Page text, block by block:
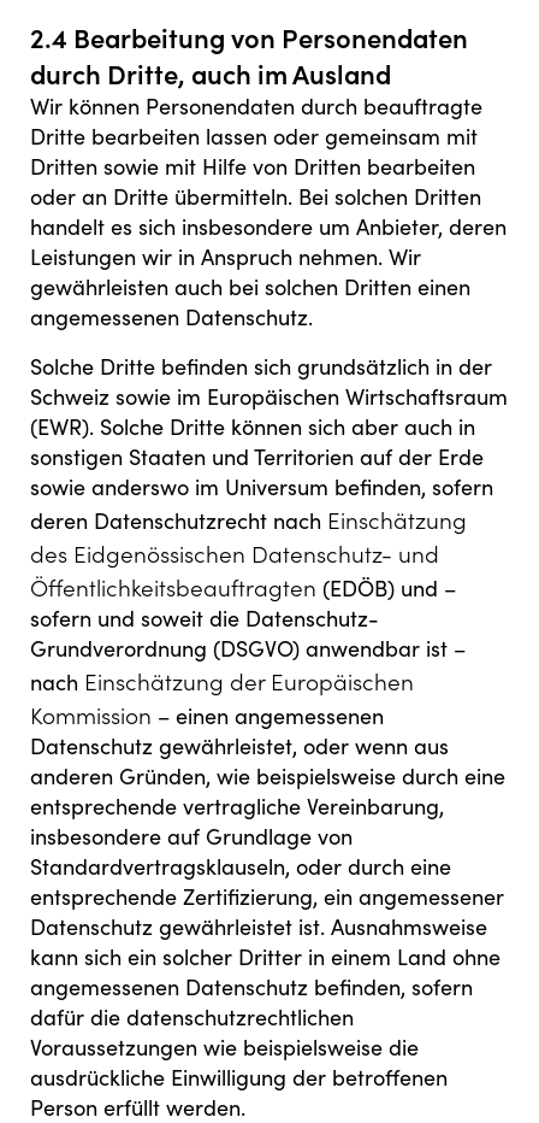
2.4 Bearbeitung von Personendaten
durch Dritte, auch im Ausland
Wir können Personendaten durch beauftragte
Dritte bearbeiten lassen oder gemeinsam mit
Dritten sowie mit Hilfe von Dritten bearbeiten
oder an Dritte übermitteln. Bei solchen Dritten
handelt es sich insbesondere um Anbieter, deren
Leistungen wir in Anspruch nehmen. Wir
gewährleisten auch bei solchen Dritten einen
angemessenen Datenschutz.
Solche Dritte befinden sich grundsätzlich in der
Schweiz sowie im Europäischen Wirtschaftsraum
(EWR). Solche Dritte können sich aber auch in
sonstigen Staaten und Territorien auf der Erde
sowie anderswo im Universum befinden, sofern
deren Datenschutzrecht nach Einschätzung
des Eidgenössischen Datenschutz- und
Öffentlichkeitsbeauftragten (EDÖB) und –
sofern und soweit die Datenschutz-
Grundverordnung (DSGVO) anwendbar ist –
nach Einschätzung der Europäischen
Kommission – einen angemessenen
Datenschutz gewährleistet, oder wenn aus
anderen Gründen, wie beispielsweise durch eine
entsprechende vertragliche Vereinbarung,
insbesondere auf Grundlage von
Standardvertragsklauseln, oder durch eine
entsprechende Zertifizierung, ein angemessener
Datenschutz gewährleistet ist. Ausnahmsweise
kann sich ein solcher Dritter in einem Land ohne
angemessenen Datenschutz befinden, sofern
dafür die datenschutzrechtlichen
Voraussetzungen wie beispielsweise die
ausdrückliche Einwilligung der betroffenen
Person erfüllt werden.